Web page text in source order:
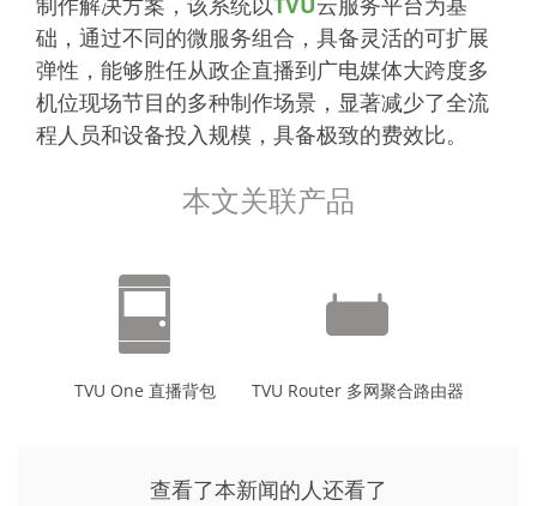
础，通过不同的微服务组合，具备灵活的可扩展
弹性，能够胜任从政企直播到广电媒体大跨度多
机位现场节目的多种制作场景，显著减少了全流
程人员和设备投入规模，具备极致的费效比。
本文关联产品
TVU One 直播背包 TVU Router 多网聚合路由器
查看了本新闻的人还看了